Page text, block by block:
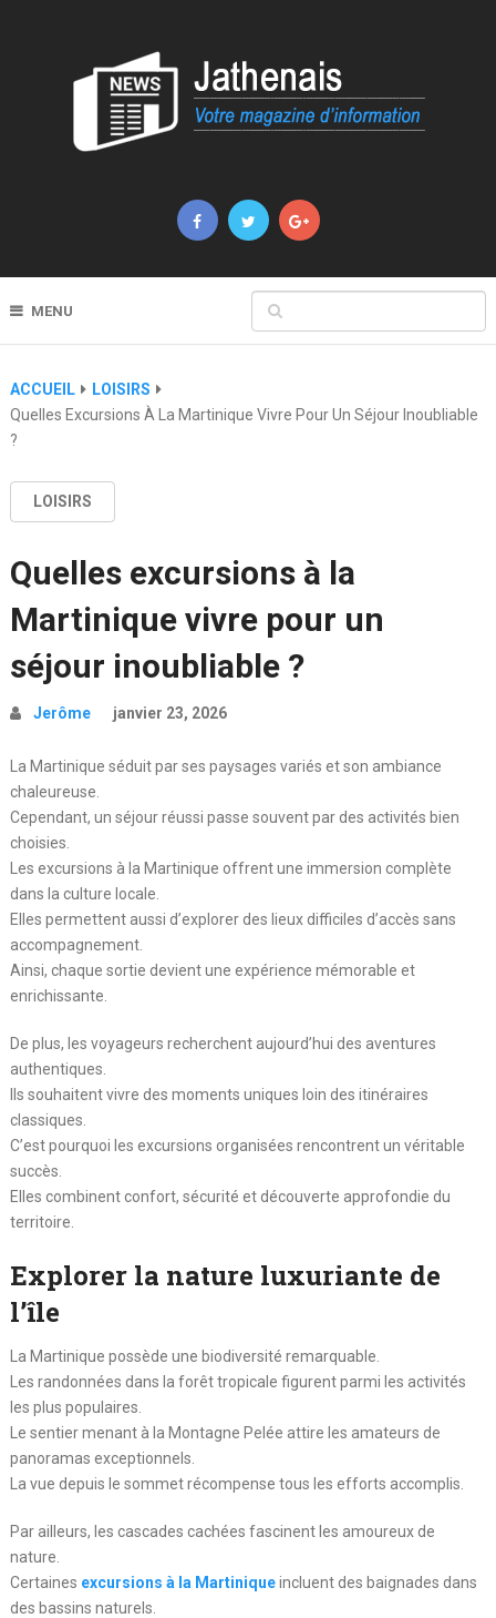
MENU
ACCUEIL
LOISIRS
Quelles Excursions À La Martinique Vivre Pour Un Séjour Inoubliable
?
LOISIRS
Quelles excursions à la
Martinique vivre pour un
séjour inoubliable ?
Jerôme janvier 23, 2026
La Martinique séduit par ses paysages variés et son ambiance
chaleureuse.
Cependant, un séjour réussi passe souvent par des activités bien
choisies.
Les excursions à la Martinique offrent une immersion complète
dans la culture locale.
Elles permettent aussi d’explorer des lieux difficiles d’accès sans
accompagnement.
Ainsi, chaque sortie devient une expérience mémorable et
enrichissante.
De plus, les voyageurs recherchent aujourd’hui des aventures
authentiques.
Ils souhaitent vivre des moments uniques loin des itinéraires
classiques.
C’est pourquoi les excursions organisées rencontrent un véritable
succès.
Elles combinent confort, sécurité et découverte approfondie du
territoire.
Explorer la nature luxuriante de
l’île
La Martinique possède une biodiversité remarquable.
Les randonnées dans la forêt tropicale figurent parmi les activités
les plus populaires.
Le sentier menant à la Montagne Pelée attire les amateurs de
panoramas exceptionnels.
La vue depuis le sommet récompense tous les efforts accomplis.
Par ailleurs, les cascades cachées fascinent les amoureux de
nature.
Certaines excursions à la Martiniqueincluent des baignades dans
des bassins naturels.